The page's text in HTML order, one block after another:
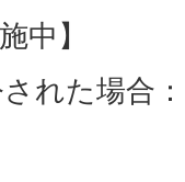
中】
れた場合